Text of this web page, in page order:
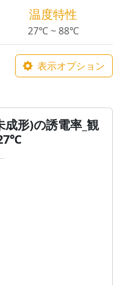
温度特性
27℃ ~ 88℃
表示オプション
形)の誘電率_観